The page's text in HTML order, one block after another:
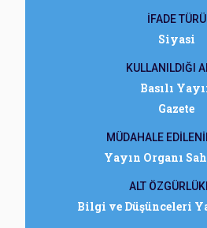
İFADE TÜRÜ
Siyasi
KULLANILDIĞI
Basılı
Gazete
MÜDAHALE
Yayın Organı
ALT
Bilgi ve Düşünceleri